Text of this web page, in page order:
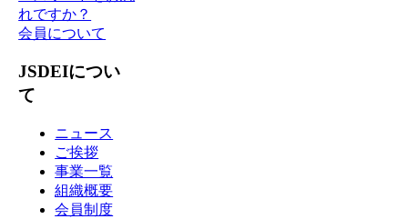
れですか？
会員について
JSDEIについ
て
ニュース
ご挨拶
事業一覧
組織概要
会員制度